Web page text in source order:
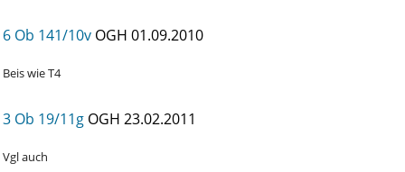
6 Ob 141/10v OGH 01.09.2010
Beis wie T4
3 Ob 19/11g OGH 23.02.2011
Vgl auch